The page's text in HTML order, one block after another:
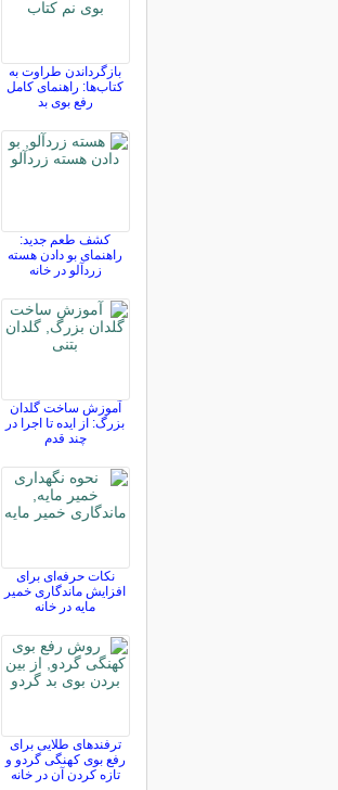
بازگرداندن طراوت به
کتاب‌ها: راهنمای کامل
رفع بوی بد
کشف طعم جدید:
راهنمای بو دادن هسته
زردآلو در خانه
آموزش ساخت گلدان
بزرگ: از ایده تا اجرا در
چند قدم
نکات حرفه‌ای برای
افزایش ماندگاری خمیر
مایه در خانه
ترفندهای طلایی برای
رفع بوی کهنگی گردو و
تازه کردن آن در خانه